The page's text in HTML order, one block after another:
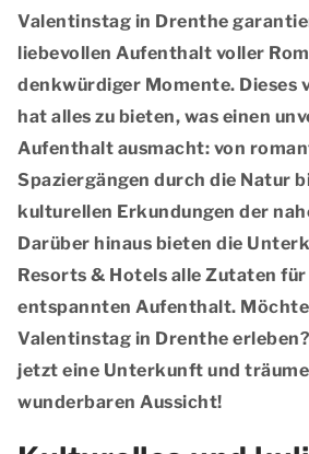
Valentinstag in Drenthe
liebevollen Aufenthalt voller
denkwürdiger Momente. Dieses
hat alles zu bieten, was einen
Aufenthalt ausmacht: von
Spaziergängen durch die Natur
kulturellen Erkundungen der
Darüber hinaus bieten die
Resorts & Hotels alle Zutaten für
entspannten Aufenthalt.
Valentinstag in Drenthe
jetzt eine Unterkunft und
wunderbaren Aussicht!